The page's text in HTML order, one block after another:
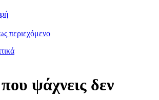
περιεχόμενο
ψάχνεις δεν